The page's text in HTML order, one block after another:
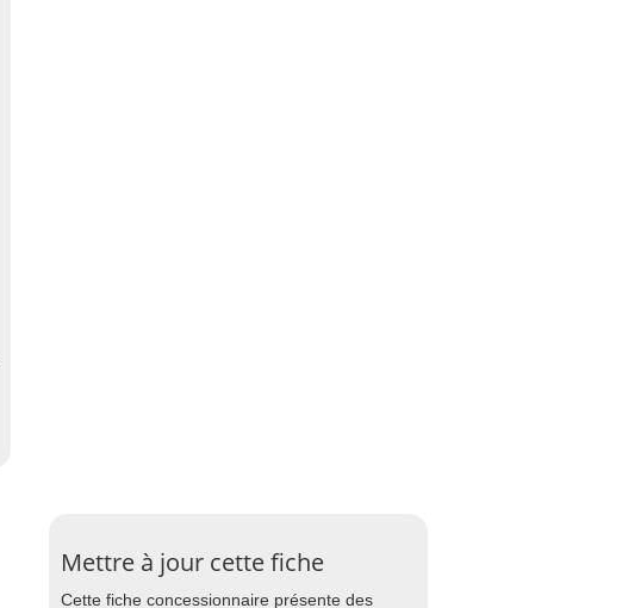
Mettre à jour cette fiche
Cette fiche concessionnaire présente des